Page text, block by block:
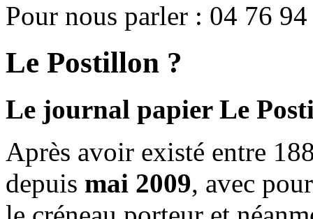
Pour nous parler : 04 76
Le Postillon ?
Le journal papier Le
Après avoir existé entre
depuis mai 2009, avec